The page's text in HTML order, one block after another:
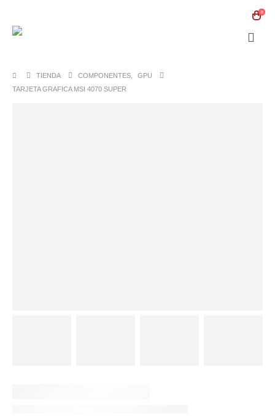
0
TIENDA COMPONENTES
GPU
TARJETA GRAFICA MSI 4070 SUPER